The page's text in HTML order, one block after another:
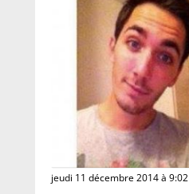
jeudi 11 décembre 2014 à 9:02